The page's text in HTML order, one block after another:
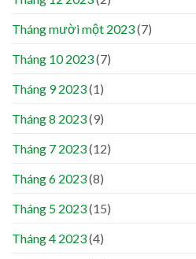
Tháng mười một 2023(7)
Tháng 10 2023(7)
Tháng 9 2023(1)
Tháng 8 2023(9)
Tháng 7 2023(12)
Tháng 6 2023(8)
Tháng 5 2023(15)
Tháng 4 2023(4)